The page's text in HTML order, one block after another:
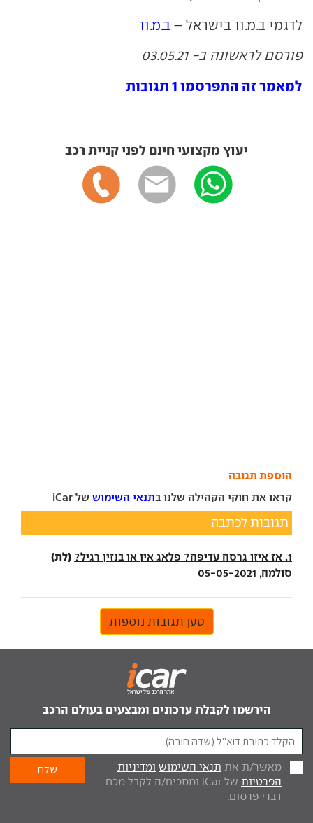
לדגמי ב.מ.וו בישראל – ב.מ.וו
פורסם לראשונה ב- 03.05.21
למאמר זה התפרסמו 1 תגובות
יעוץ מקצועי חינם לפני קניית רכב
הוספת תגובה
קראו את חוקי הקהילה שלנו בתנאי השימוש של iCar
תגובות לכתבה
1. אז איזו גרסה עדיפה? פלאג אין או בנזין רגיל? (לת)
סולמה, 05-05-2021
טען תגובות נוספות
הירשמו לקבלת עדכונים ומבצעים בעולם הרכב
מאשר/ת את תנאי השימוש ומדיניות
הפרטיות
של iCar ומסכים/ה לקבל מכם
דברי פרסום.